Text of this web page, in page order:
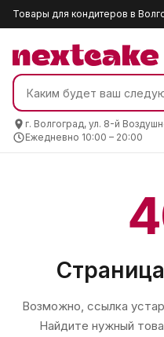
Товары для кондитеров в
г. Волгоград, ул. 8-й
Ежедневно 10:00 – 20:00
Возможно, ссылка
Найдите нужный